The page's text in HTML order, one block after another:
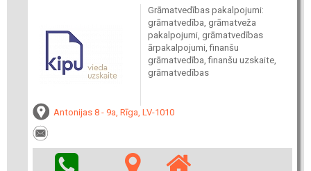
Grāmatvedības pakalpojumi:
grāmatvedība, grāmatveža
pakalpojumi, grāmatvedības
ārpakalpojumi, finanšu
grāmatvedība, finanšu uzskaite,
grāmatvedības
Antonijas 8 - 9a, Rīga, LV-1010